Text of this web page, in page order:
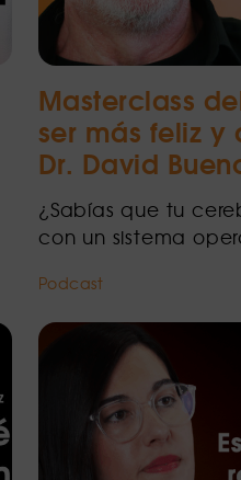
Masterclass
ser más feliz
Dr. David
¿Sabías que tu
con un sistema
Podcast